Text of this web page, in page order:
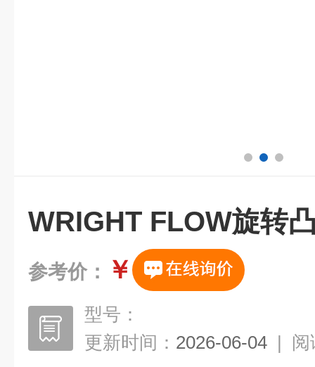
WRIGHT FLOW旋转
参考价： ￥
型号：
更新时间： 2026-06-04 | 阅